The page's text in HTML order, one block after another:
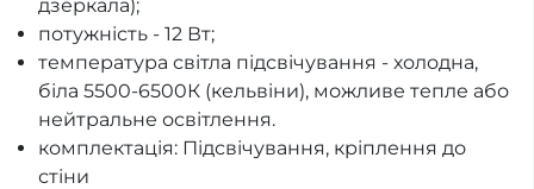
дзеркала);
потужність - 12 Вт;
температура світла підсвічування - холодна,
біла 5500-6500К (кельвіни), можливе тепле або
нейтральне освітлення.
комплектація: Підсвічування, кріплення до
стіни